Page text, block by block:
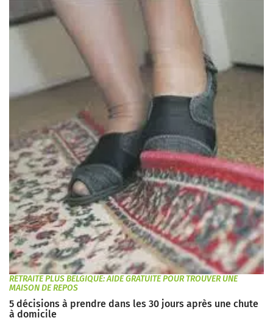
RETRAITE PLUS BELGIQUE: AIDE GRATUITE POUR TROUVER UNE
MAISON DE REPOS
5 décisions à prendre dans les 30 jours après une chute
à domicile